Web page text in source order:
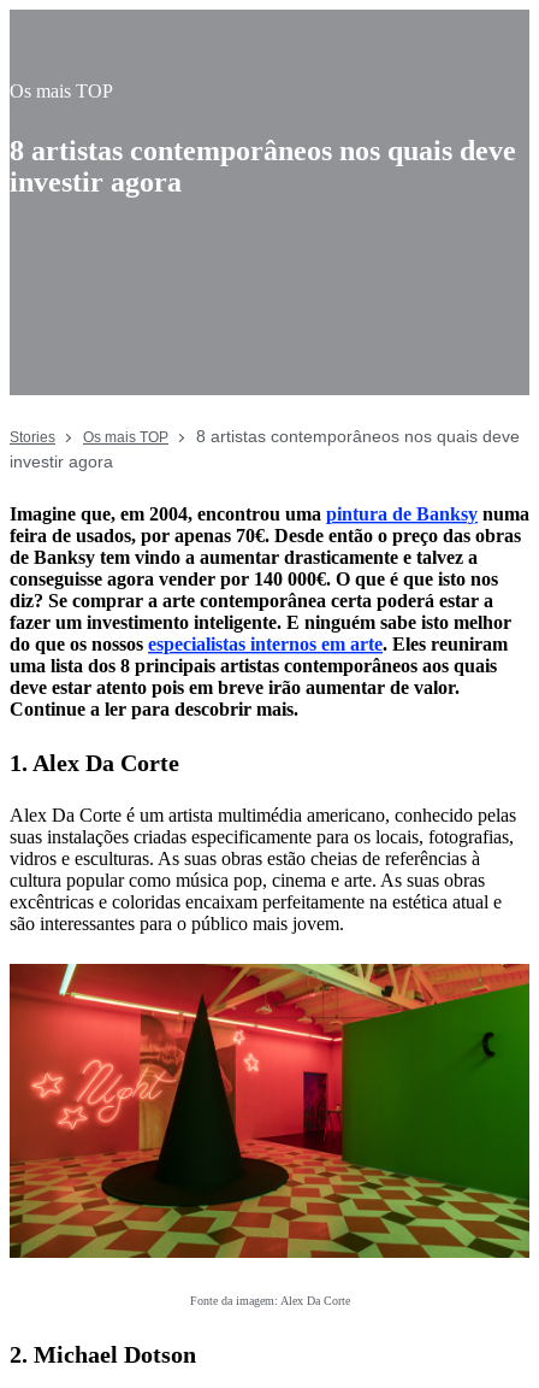
Os mais TOP
8 artistas contemporâneos nos quais deve
investir agora
Stories Os mais TOP
8 artistas contemporâneos nos quais deve
investir agora
Imagine que, em 2004, encontrou uma pintura de Banksy numa
feira de usados, por apenas 70€. Desde então o preço das obras
de Banksy tem vindo a aumentar drasticamente e talvez a
conseguisse agora vender por 140 000€. O que é que isto nos
diz? Se comprar a arte contemporânea certa poderá estar a
fazer um investimento inteligente. E ninguém sabe isto melhor
do que os nossos especialistas internos em arte. Eles reuniram
uma lista dos 8 principais artistas contemporâneos aos quais
deve estar atento pois em breve irão aumentar de valor.
Continue a ler para descobrir mais.
1. Alex Da Corte
Alex Da Corte é um artista multimédia americano, conhecido pelas
suas instalações criadas especificamente para os locais, fotografias,
vidros e esculturas. As suas obras estão cheias de referências à
cultura popular como música pop, cinema e arte. As suas obras
excêntricas e coloridas encaixam perfeitamente na estética atual e
são interessantes para o público mais jovem.
Fonte da imagem: Alex Da Corte
2. Michael Dotson